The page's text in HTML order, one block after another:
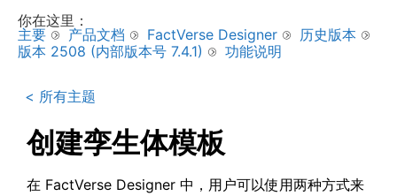
你在这里：
主要
产品文档 FactVerse Designer
历史版本
版本 2508 (内部版本号 7.4.1)
功能说明
< 所有主题
创建孪生体模板
在 FactVerse Designer 中，用户可以使用两种方式来